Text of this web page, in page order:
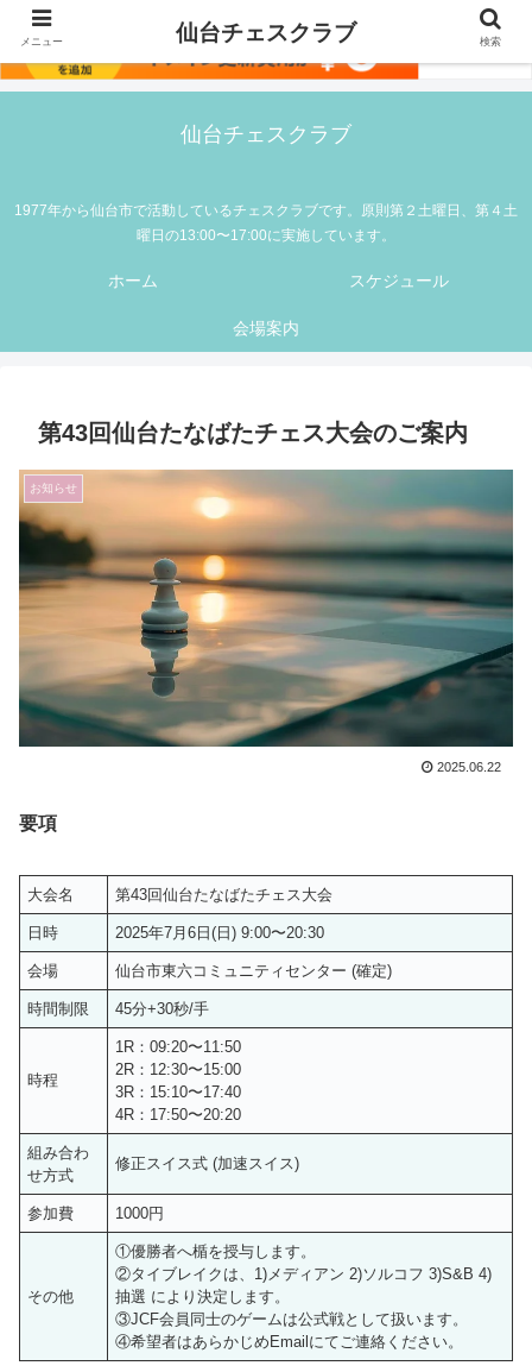
仙台チェスクラブ
1977年から仙台市で活動しているチェスクラブです。原則第２土曜日、第４土
曜日の13:00〜17:00に実施しています。
ホーム スケジュール
会場案内
第43回仙台たなばたチェス大会のご案内
お知らせ
2025.06.22
要項
大会名 第43回仙台たなばたチェス大会
日時 2025年7月6日(日) 9:00〜20:30
会場 仙台市東六コミュニティセンター (確定)
時間制限 45分+30秒/手
時程
1R：09:20〜11:50
2R：12:30〜15:00
3R：15:10〜17:40
4R：17:50〜20:20
組み合わ
せ方式
修正スイス式 (加速スイス)
参加費 1000円
その他
①優勝者へ楯を授与します。
②タイブレイクは、1)メディアン 2)ソルコフ 3)S&B 4)
抽選 により決定します。
③JCF会員同士のゲームは公式戦として扱います。
④希望者はあらかじめEmailにてご連絡ください。
メニュー 仙台チェスクラブ 検索